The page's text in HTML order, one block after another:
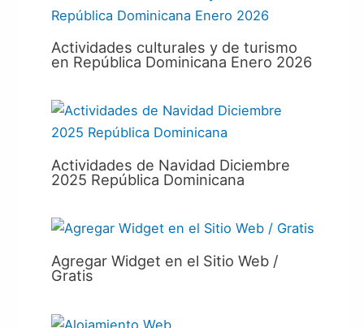
Actividades culturales y de turismo
en República Dominicana Enero 2026
Actividades de Navidad Diciembre
2025 República Dominicana
Agregar Widget en el Sitio Web /
Gratis